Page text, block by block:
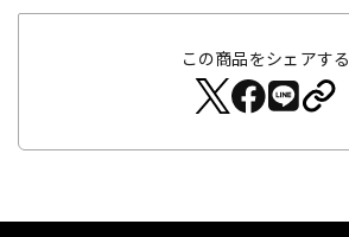
この商品をシェアする